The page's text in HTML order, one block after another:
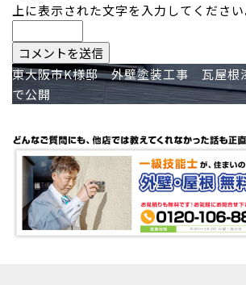
上に表示された文字を入力してください
投
稿
ナ
ビ
ゲ
ー
東大阪市K様邸 外壁塗装工事 瓦屋
で公開